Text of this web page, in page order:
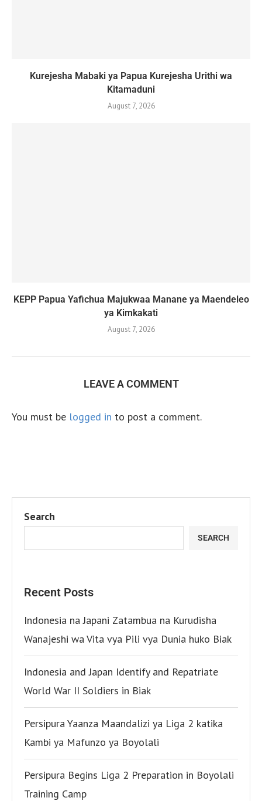
Kurejesha Mabaki ya Papua Kurejesha Urithi wa
Kitamaduni
August 7, 2026
KEPP Papua Yafichua Majukwaa Manane ya Maendeleo
ya Kimkakati
August 7, 2026
LEAVE A COMMENT
You must be logged in to post a comment.
Search
SEARCH
Recent Posts
Indonesia na Japani Zatambua na Kurudisha
Wanajeshi wa Vita vya Pili vya Dunia huko Biak
Indonesia and Japan Identify and Repatriate
World War II Soldiers in Biak
Persipura Yaanza Maandalizi ya Liga 2 katika
Kambi ya Mafunzo ya Boyolali
Persipura Begins Liga 2 Preparation in Boyolali
Training Camp